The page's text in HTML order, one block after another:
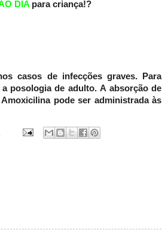
DIA para criança!?
casos de infecções graves. Para
posologia de adulto. A absorção de
pode ser administrada às